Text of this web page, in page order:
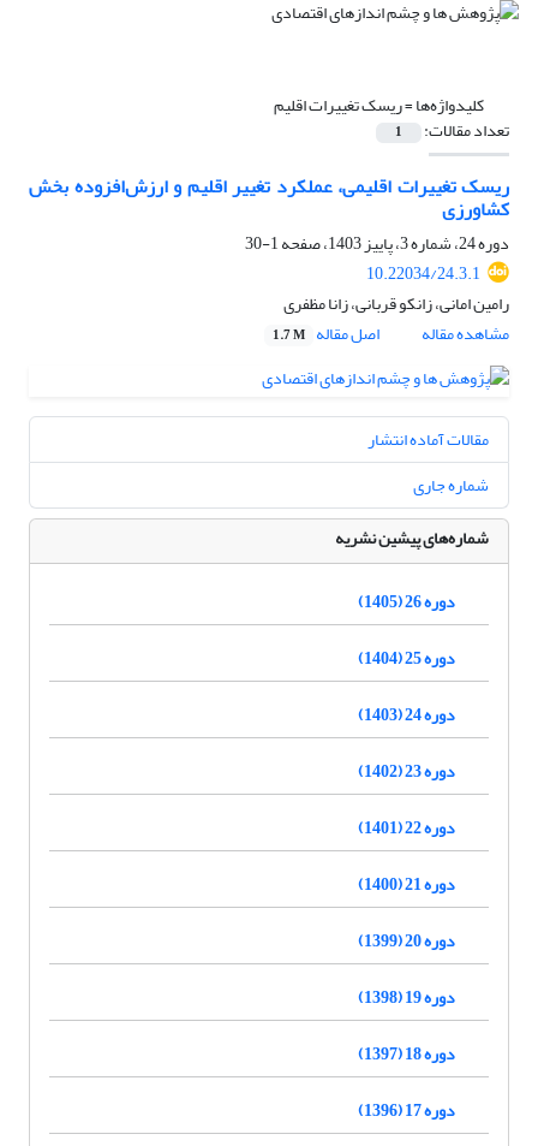
کلیدواژه‌ها =ریسک تغییرات اقلیم
تعداد مقالات: 1
ریسک تغییرات اقلیمی، عملکرد تغییر اقلیم و ارزش‌افزوده بخش
کشاورزی
دوره 24، شماره 3، پاییز 1403، صفحه
1-30
10.22034/24.3.1
رامین امانی، زانکو قربانی، زانا مظفری
مشاهده مقاله
اصل مقاله 1.7 M
مقالات آماده انتشار
شماره جاری
شماره‌های پیشین نشریه
دوره 26 (1405)
دوره 25 (1404)
دوره 24 (1403)
دوره 23 (1402)
دوره 22 (1401)
دوره 21 (1400)
دوره 20 (1399)
دوره 19 (1398)
دوره 18 (1397)
دوره 17 (1396)